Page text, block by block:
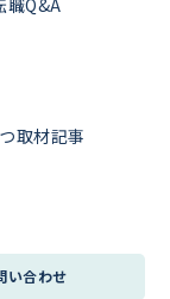
取材記事
い合わせ